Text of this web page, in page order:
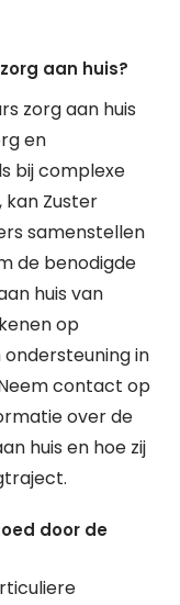
aan huis?
zorg aan huis
en
bij complexe
Zuster
samenstellen
de benodigde
huis van
op
in
contact op
over de
huis en hoe zij
door de